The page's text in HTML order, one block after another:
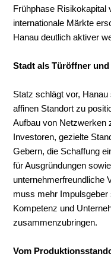
Frühphase Risikokapital
internationale Märkte
Hanau deutlich aktiver
Stadt als Türöffner
Statz schlägt vor,
affinen Standort zu
Aufbau von Netzwerken
Investoren, gezielte
Gebern, die Schaffung
für Ausgründungen
unternehmerfreundliche
muss mehr Impulsgeber
Kompetenz und
zusammenzubringen.
Vom